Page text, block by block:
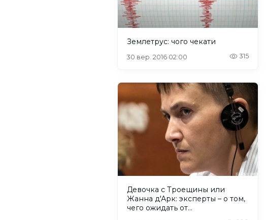
Землетрус: чого чекати
30 вер. 2016 02:00 315
Девочка с Троещины или
Жанна д'Арк: эксперты – о том,
чего ожидать от